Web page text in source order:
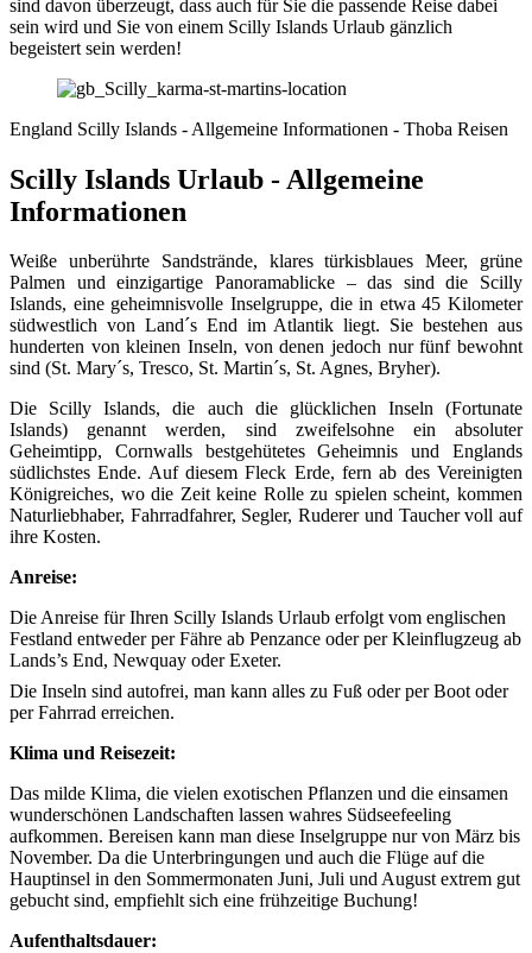
sind davon überzeugt, dass auch für Sie die passende Reise dabei
sein wird und Sie von einem Scilly Islands Urlaub gänzlich
begeistert sein werden!
England Scilly Islands - Allgemeine Informationen - Thoba Reisen
Scilly Islands Urlaub - Allgemeine
Informationen
Weiße unberührte Sandstrände, klares türkisblaues Meer, grüne
Palmen und einzigartige Panoramablicke – das sind die Scilly
Islands, eine geheimnisvolle Inselgruppe, die in etwa 45 Kilometer
südwestlich von Land´s End im Atlantik liegt. Sie bestehen aus
hunderten von kleinen Inseln, von denen jedoch nur fünf bewohnt
sind (St. Mary´s, Tresco, St. Martin´s, St. Agnes, Bryher).
Die Scilly Islands, die auch die glücklichen Inseln (Fortunate
Islands) genannt werden, sind zweifelsohne ein absoluter
Geheimtipp, Cornwalls bestgehütetes Geheimnis und Englands
südlichstes Ende. Auf diesem Fleck Erde, fern ab des Vereinigten
Königreiches, wo die Zeit keine Rolle zu spielen scheint, kommen
Naturliebhaber, Fahrradfahrer, Segler, Ruderer und Taucher voll auf
ihre Kosten.
Anreise:
Die Anreise für Ihren Scilly Islands Urlaub erfolgt vom englischen
Festland entweder per Fähre ab Penzance oder per Kleinflugzeug ab
Lands’s End, Newquay oder Exeter.
Die Inseln sind autofrei, man kann alles zu Fuß oder per Boot oder
per Fahrrad erreichen.
Klima und Reisezeit:
Das milde Klima, die vielen exotischen Pflanzen und die einsamen
wunderschönen Landschaften lassen wahres Südseefeeling
aufkommen. Bereisen kann man diese Inselgruppe nur von März bis
November. Da die Unterbringungen und auch die Flüge auf die
Hauptinsel in den Sommermonaten Juni, Juli und August extrem gut
gebucht sind, empfiehlt sich eine frühzeitige Buchung!
Aufenthaltsdauer: